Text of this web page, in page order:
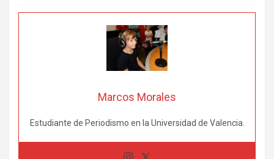
Marcos Morales
Estudiante de Periodismo en la Universidad de Valencia.